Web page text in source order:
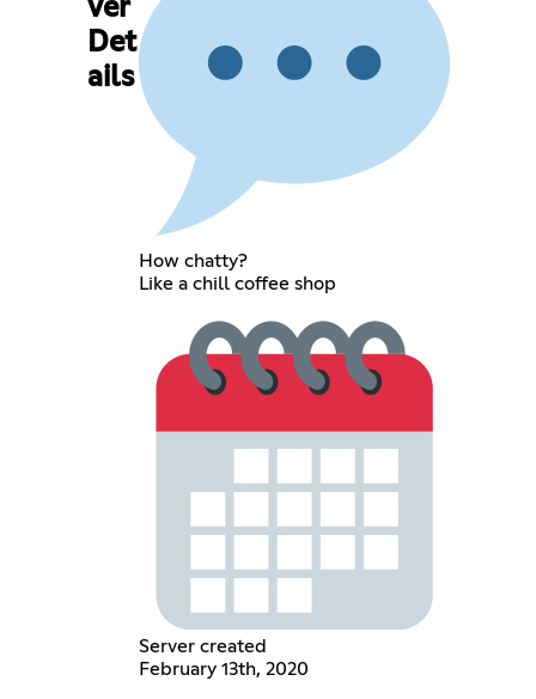
ver
Det
ails
How chatty?
Like a chill coffee shop
Server created
February 13th, 2020